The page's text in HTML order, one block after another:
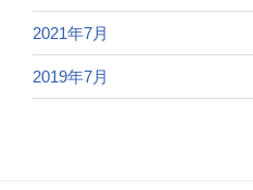
2021年7月
2019年7月